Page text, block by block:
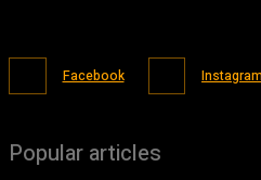
Facebook Instagram
Popular articles